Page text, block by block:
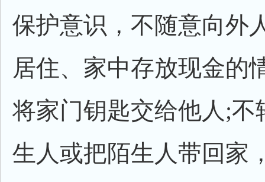
保护意识，不随意向外
居住、家中存放现金的
将家门钥匙交给他人;不
生人或把陌生人带回家